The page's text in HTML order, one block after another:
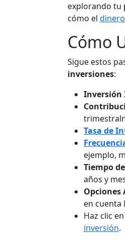
explorando tu
cómo el dinero
Cómo
Sigue estos
inversiones:
Inversión
Tasa de
ejemplo,
Tiempo
años y
Opciones
en cuenta
Haz clic en
inversión.